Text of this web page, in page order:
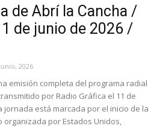
de Abrí la Cancha /
de junio de 2026 /
2026
emisión completa del programa radial
por Radio Gráfica el 11 de
jornada está marcada por el inicio de la
organizada por Estados Unidos,